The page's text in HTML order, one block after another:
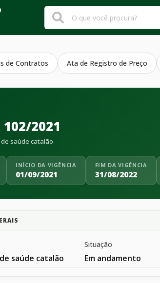
de Contratos Ata de Registro de Preço
2021
saúde catalão
INÍCIO DA VIGÊNCIA
01/09/2021
FIM DA VIGÊNCIA
31/08/2022
saúde catalão
Situação
Em andamento